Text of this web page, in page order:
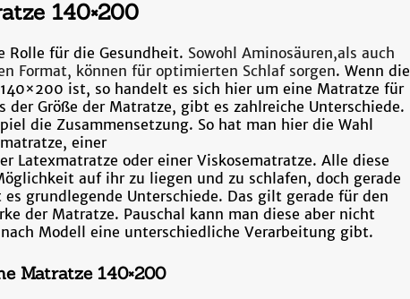
140×200
Rolle für die Gesundheit. Sowohl Aminosäuren,als auch
Format, können für optimierten Schlaf sorgen. Wenn die
ist, so handelt es sich hier um eine Matratze für
der Größe der Matratze, gibt es zahlreiche Unterschiede.
die Zusammensetzung. So hat man hier die Wahl
einer
Latexmatratze oder einer Viskosematratze. Alle diese
auf ihr zu liegen und zu schlafen, doch gerade
grundlegende Unterschiede. Das gilt gerade für den
der Matratze. Pauschal kann man diese aber nicht
Modell eine unterschiedliche Verarbeitung gibt.
Matratze 140×200